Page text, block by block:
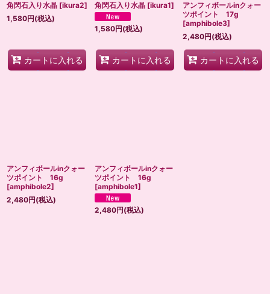
角閃石入り水晶 [ikura2]
1,580円(税込)
カートに入れる
角閃石入り水晶 [ikura1]
1,580円(税込)
カートに入れる
アンフィボールinクォー
ツポイント 17g
[amphibole3]
2,480円(税込)
カートに入れる
アンフィボールinクォー
ツポイント 16g
[amphibole2]
2,480円(税込)
アンフィボールinクォー
ツポイント 16g
[amphibole1]
2,480円(税込)